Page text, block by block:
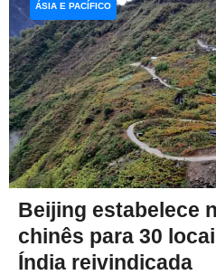
Beijing estabelece
chinês para 30
Índia reivindicada
ÁSIA E PACÍFICO